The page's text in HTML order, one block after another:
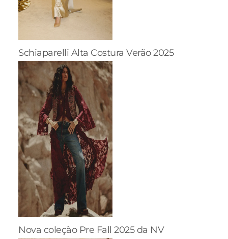
Schiaparelli Alta Costura Verão 2025
Nova coleção Pre Fall 2025 da NV